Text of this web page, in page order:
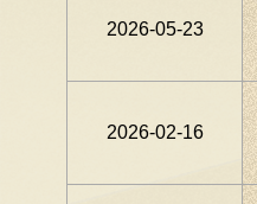
2026-05-23
2026-02-16